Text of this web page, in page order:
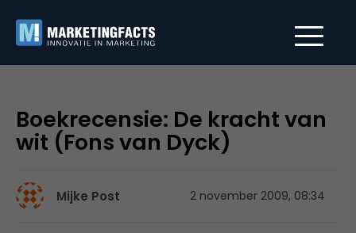
Boekrecensie: De kracht van
wit (Fons van Dyck)
Mijke Post 2 november 2009, 08:34